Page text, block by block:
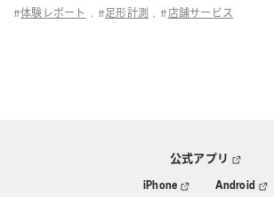
#体験レポート , # 足形計測 , # 店舗サービス
公式アプリ
iPhone Android